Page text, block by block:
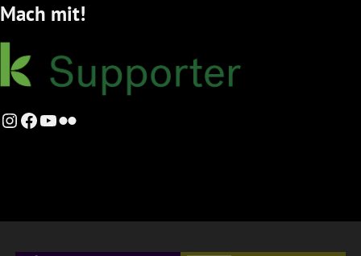
Mach mit!
Instagram
Facebook
YouTube
Flickr